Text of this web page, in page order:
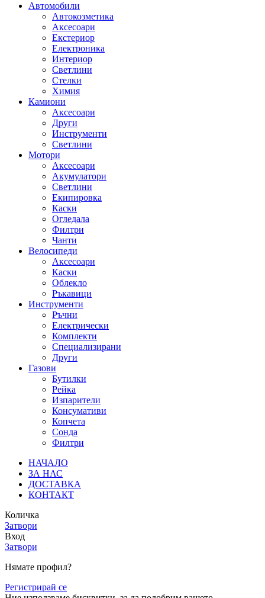
Автомобили
Автокозметика
Аксесоари
Екстериор
Електроника
Интериор
Светлини
Стелки
Химия
Камиони
Аксесоари
Други
Инструменти
Светлини
Мотори
Аксесоари
Акумулатори
Светлини
Екипировка
Каски
Огледала
Филтри
Чанти
Велосипеди
Аксесоари
Каски
Облекло
Ръкавици
Инструменти
Ръчни
Електрически
Комплекти
Специализирани
Други
Газови
Бутилки
Рейка
Изпарители
Консумативи
Копчета
Сонда
Филтри
НАЧАЛО
ЗА НАС
ДОСТАВКА
КОНТАКТ
Количка
Затвори
Вход
Затвори
Нямате профил?
Регистрирай се